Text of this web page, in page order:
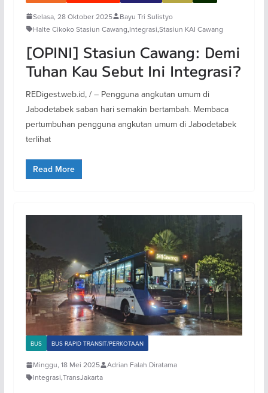
Selasa, 28 Oktober 2025
Bayu Tri Sulistyo
Halte Cikoko Stasiun Cawang,Integrasi,Stasiun KAI Cawang
[OPINI] Stasiun Cawang: Demi
Tuhan Kau Sebut Ini Integrasi?
REDigest.web.id, / – Pengguna angkutan umum di
Jabodetabek saban hari semakin bertambah. Membaca
pertumbuhan pengguna angkutan umum di Jabodetabek
terlihat
Read More
BUS BUS RAPID TRANSIT/PERKOTAAN
Minggu, 18 Mei 2025
Adrian Falah Diratama
Integrasi,TransJakarta